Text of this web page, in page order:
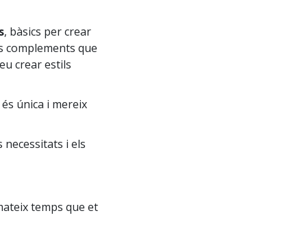
, bàsics per crear
complements que
crear estils
única i mereix
necessitats i els
temps que et